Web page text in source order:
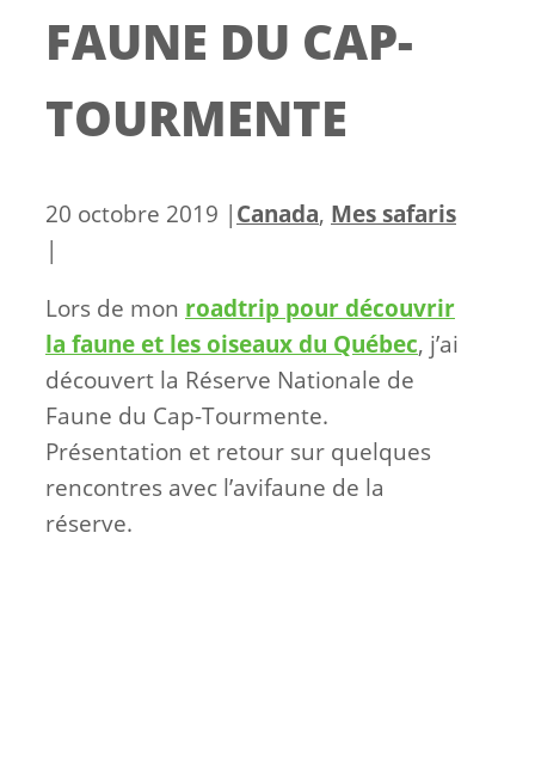
FAUNE DU CAP-
TOURMENTE
20 octobre 2019 |Catégories
Canada, Mes safaris
|
Lors de mon roadtrip pour découvrir
la faune et les oiseaux du Québec, j’ai
découvert la Réserve Nationale de
Faune du Cap-Tourmente.
Présentation et retour sur quelques
rencontres avec l’avifaune de la
réserve.